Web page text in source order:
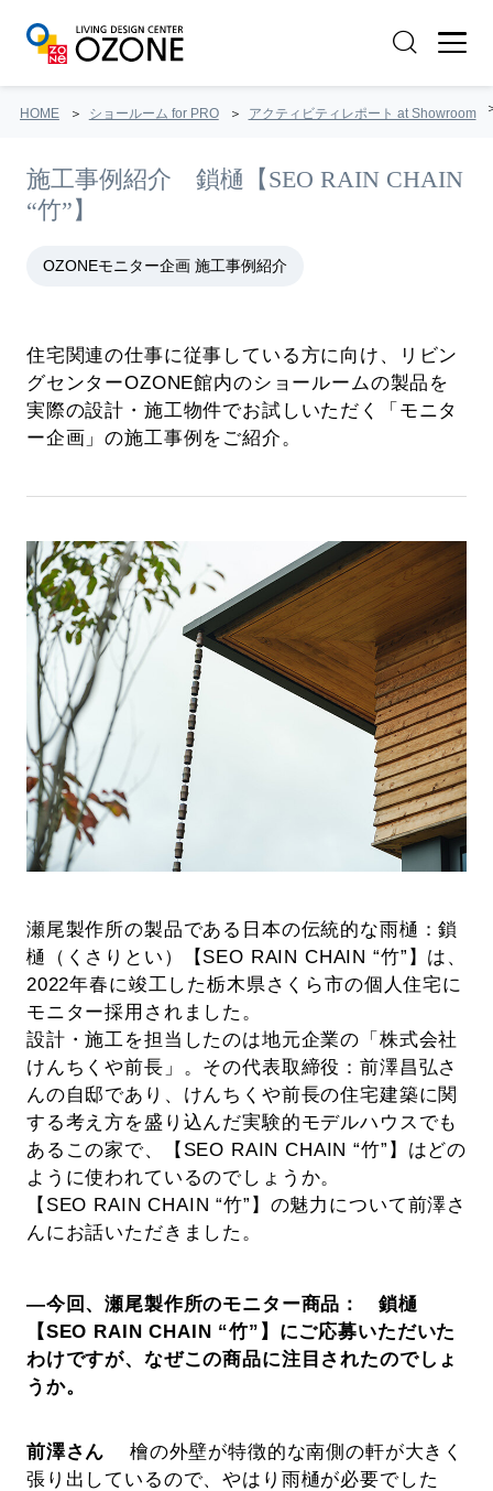
HOME ショールーム for PRO アクティビティレポート at Showroom
施工事例紹介 鎖樋【SEO RAIN CHAIN
“竹”】
OZONEモニター企画 施工事例紹介
住宅関連の仕事に従事している方に向け、リビン
グセンターOZONE館内のショールームの製品を
実際の設計・施工物件でお試しいただく「モニタ
ー企画」の施工事例をご紹介。
瀬尾製作所の製品である日本の伝統的な雨樋：鎖
樋（くさりとい）【SEO RAIN CHAIN “竹”】は、
2022年春に竣工した栃木県さくら市の個人住宅に
モニター採用されました。
設計・施工を担当したのは地元企業の「株式会社
けんちくや前長」。その代表取締役：前澤昌弘さ
んの自邸であり、けんちくや前長の住宅建築に関
する考え方を盛り込んだ実験的モデルハウスでも
あるこの家で、【SEO RAIN CHAIN “竹”】はどの
ように使われているのでしょうか。
【SEO RAIN CHAIN “竹”】の魅力について前澤さ
んにお話いただきました。
―今回、瀬尾製作所のモニター商品：
鎖樋
【SEO RAIN CHAIN “竹”】にご応募いただいた
わけですが、なぜこの商品に注目されたのでしょ
うか。
前澤さん
檜の外壁が特徴的な南側の軒が大きく
張り出しているので、やはり雨樋が必要でした